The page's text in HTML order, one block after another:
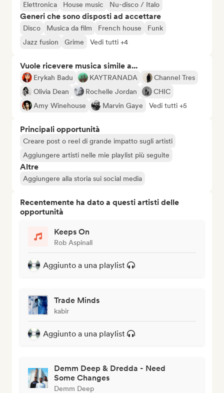
Elettronica House music Nu-disco / Italo
Generi che sono disposti ad accettare
Disco Musica da film French house
Funk
Jazz fusion
Grime Vedi tutti +4
Vuole ricevere musica simile a...
Erykah Badu KAYTRANADA
Channel Tres
Olivia Dean
Rochelle Jordan
CHIC
Amy Winehouse
Marvin Gaye Vedi tutti +5
Principali opportunità
Creare post o reel di grande impatto sugli artisti
Aggiungere artisti nelle mie playlist più seguite
Altre
Aggiungere alla storia sui social media
Recentemente ha dato a questi artisti delle
opportunità
Keeps On
Rob Aspinall
Aggiunto a una playlist
Trade Minds
kabir
Aggiunto a una playlist
Demm Deep & Dredda - Need
Some Changes
Demm Deep